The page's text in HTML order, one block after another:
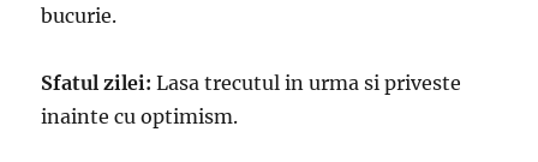
bucurie.
Sfatul zilei: Lasa trecutul in urma si priveste
inainte cu optimism.